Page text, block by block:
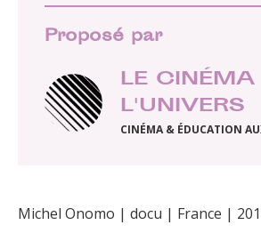
Proposé par
LE CINÉMA
L'UNIVERS
CINÉMA & ÉDUCATION
Michel Onomo | docu | France |